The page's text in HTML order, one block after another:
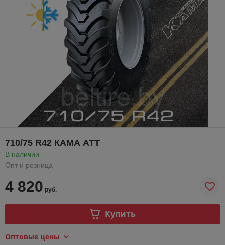
710/75 R42 КАМА АТТ
В наличии
Опт и розница
4 820 руб.
Купить
Оптовые цены